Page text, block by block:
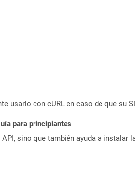
usarlo con cURL en caso de que su
para principiantes
sino que también ayuda a instalar